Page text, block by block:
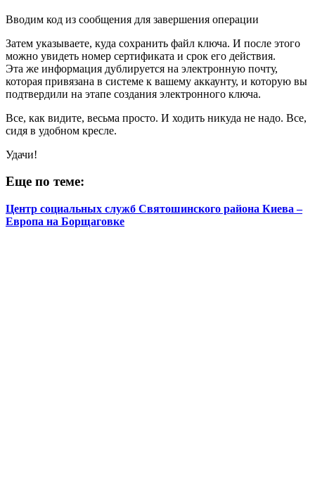
Вводим код из сообщения для завершения операции
Затем указываете, куда сохранить файл ключа. И после этого
можно увидеть номер сертификата и срок его действия.
Эта же информация дублируется на электронную почту,
которая привязана в системе к вашему аккаунту, и которую вы
подтвердили на этапе создания электронного ключа.
Все, как видите, весьма просто. И ходить никуда не надо. Все,
сидя в удобном кресле.
Удачи!
Еще по теме:
Центр социальных служб Святошинского района Киева –
Европа на Борщаговке